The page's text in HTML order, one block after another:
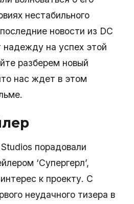
нестабильного
новости из DC
на успех этой
разберем новый
нас ждет в этом
порадовали
‘Супергерл’,
к проекту. С
неудачного тизера в